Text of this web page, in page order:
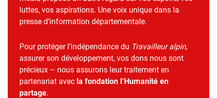
luttes, vos aspirations. Une voix unique dans la
presse d’information départementale.
Pour protéger l’indépendance du Travailleur alpin,
assurer son développement, vos dons nous sont
précieux – nous assurons leur traitement en
partenariat avec la fondation l’Humanité en
partage.